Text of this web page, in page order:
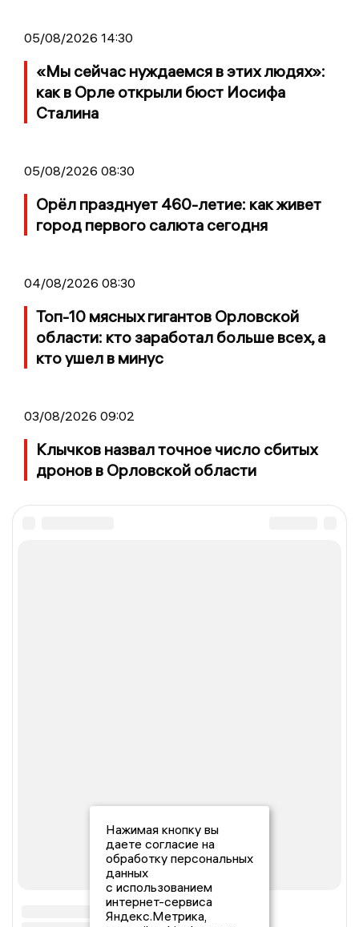
05/08/2026 14:30
«Мы сейчас нуждаемся в этих людях»:
как в Орле открыли бюст Иосифа
Сталина
05/08/2026 08:30
Орёл празднует 460-летие: как живет
город первого салюта сегодня
04/08/2026 08:30
Топ-10 мясных гигантов Орловской
области: кто заработал больше всех, а
кто ушел в минус
03/08/2026 09:02
Клычков назвал точное число сбитых
дронов в Орловской области
Нажимая кнопку вы
даете согласие на
обработку персональных
данных
с использованием
интернет-сервиса
Яндекс.Метрика,